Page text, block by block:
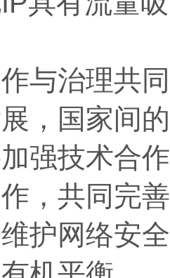
治理共同
，国家间
强技术合
，共同完
护网络安